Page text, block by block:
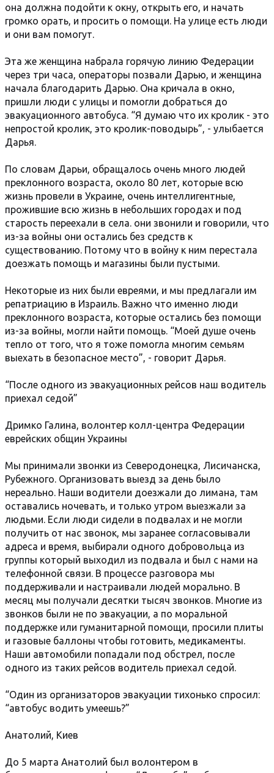
она должна подойти к окну, открыть его, и начать
громко орать, и просить о помощи. На улице есть люди
и они вам помогут.
Эта же женщина набрала горячую линию Федерации
через три часа, операторы позвали Дарью, и женщина
начала благодарить Дарью. Она кричала в окно,
пришли люди с улицы и помогли добраться до
эвакуационного автобуса. “Я думаю что их кролик - это
непростой кролик, это кролик-поводырь”, - улыбается
Дарья.
По словам Дарьи, обращалось очень много людей
преклонного возраста, около 80 лет, которые всю
жизнь провели в Украине, очень интеллигентные,
прожившие всю жизнь в небольших городах и под
старость переехали в села. они звонили и говорили, что
из-за войны они остались без средств к
существованию. Потому что в войну к ним перестала
доезжать помощь и магазины были пустыми.
Некоторые из них были евреями, и мы предлагали им
репатриацию в Израиль. Важно что именно люди
преклонного возраста, которые остались без помощи
из-за войны, могли найти помощь. “Моей душе очень
тепло от того, что я тоже помогла многим семьям
выехать в безопасное место”, - говорит Дарья.
“После одного из эвакуационных рейсов наш водитель
приехал седой”
Дримко Галина, волонтер колл-центра Федерации
еврейских общин Украины
Мы принимали звонки из Северодонецка, Лисичанска,
Рубежного. Организовать выезд за день было
нереально. Наши водители доезжали до лимана, там
оставались ночевать, и только утром выезжали за
людьми. Если люди сидели в подвалах и не могли
получить от нас звонок, мы заранее согласовывали
адреса и время, выбирали одного добровольца из
группы который выходил из подвала и был с нами на
телефонной связи. В процессе разговора мы
поддерживали и настраивали людей морально. В
месяц мы получали десятки тысяч звонков. Многие из
звонков были не по эвакуации, а по моральной
поддержке или гуманитарной помощи, просили плиты
и газовые баллоны чтобы готовить, медикаменты.
Наши автомобили попадали под обстрел, после
одного из таких рейсов водитель приехал седой.
“Один из организаторов эвакуации тихонько спросил:
“автобус водить умеешь?”
Анатолий, Киев
До 5 марта Анатолий был волонтером в